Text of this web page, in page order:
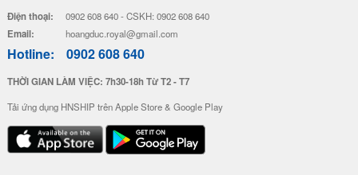
Điện thoại: 0902 608 640 - CSKH: 0902 608 640
Email: hoangduc.royal@gmail.com
Hotline: 0902 608 640
THỜI GIAN LÀM VIỆC: 7h30-18h Từ T2 - T7
Tải ứng dụng HNSHIP trên Apple Store & Google Play